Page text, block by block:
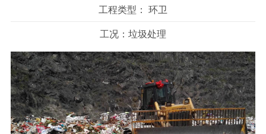
工程类型： 环卫
工况： 垃圾处理